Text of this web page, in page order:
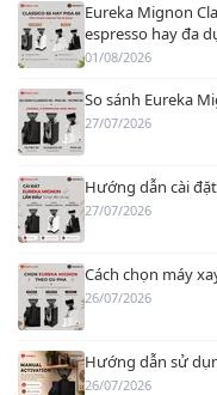
Eureka Mignon
espresso hay đa
01/08/2026
So sánh Eureka
27/07/2026
Hướng dẫn cài
27/07/2026
Cách chọn máy
26/07/2026
Hướng dẫn sử
26/07/2026